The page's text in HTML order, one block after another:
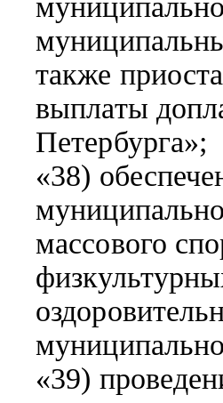
также
выплаты
Петербурга»;
«38)
массового
«39)